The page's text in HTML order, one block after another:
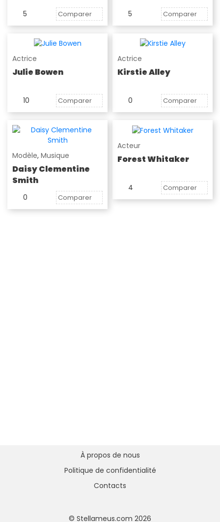
5 Comparer 5 Comparer
Actrice
Julie Bowen
10 Comparer
Actrice
Kirstie Alley
0 Comparer
Modèle, Musique
Daisy Clementine
Smith
0 Comparer
Acteur
Forest Whitaker
4 Comparer
© Stellameus.com 2026
À propos de nous
Politique de confidentialité
Contacts